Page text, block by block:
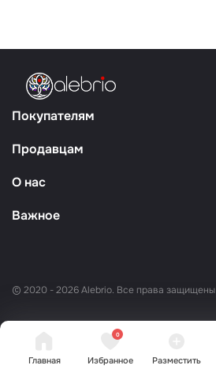
Главная
0
Избранное Разместить
Покупателям
Продавцам
О нас
Важное
© 2020 - 2026 Alebrio. Все права защищены